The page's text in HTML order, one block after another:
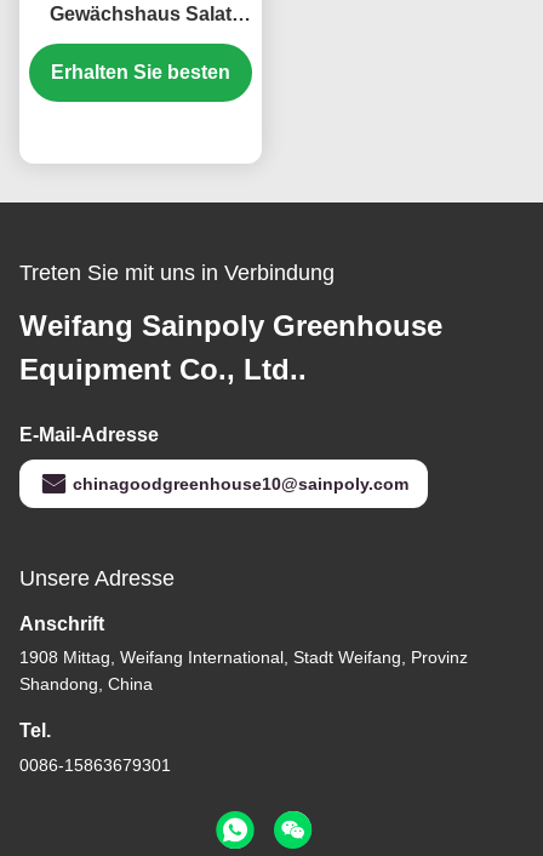
Gewächshaus Salat
Gemüse Gewächshaus
Erhalten Sie besten
Treten Sie mit uns in Verbindung
Weifang Sainpoly Greenhouse
Equipment Co., Ltd..
E-Mail-Adresse
chinagoodgreenhouse10@sainpoly.com
Unsere Adresse
Anschrift
1908 Mittag, Weifang International, Stadt Weifang, Provinz
Shandong, China
Tel.
0086-15863679301